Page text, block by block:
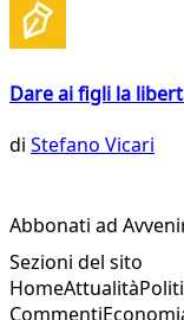
Dare ai figli la
di Stefano Vicari
Abbonati ad
Sezioni del sito
HomeAttualità
Commenti